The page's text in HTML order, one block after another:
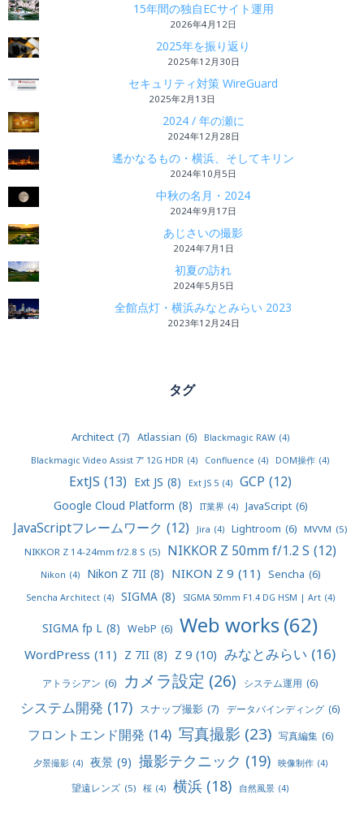
15年間の独自ECサイト運用
2026年4月12日
2025年を振り返り
2025年12月30日
セキュリティ対策 WireGuard
2025年2月13日
2024 / 年の瀬に
2024年12月28日
遙かなるもの・横浜、そしてキリン
2024年10月5日
中秋の名月・2024
2024年9月17日
あじさいの撮影
2024年7月1日
初夏の訪れ
2024年5月5日
全館点灯・横浜みなとみらい 2023
2023年12月24日
タグ
Architect (7) Atlassian (6) Blackmagic RAW (4)
Blackmagic Video Assist 7” 12G HDR (4) Confluence (4) DOM操作 (4)
ExtJS (13) Ext JS (8) Ext JS 5 (4) GCP (12)
Google Cloud Platform (8) IT業界 (4) JavaScript (6)
JavaScriptフレームワーク (12) Jira (4) Lightroom (6) MVVM (5)
NIKKOR Z 14-24mm f/2.8 S (5) NIKKOR Z 50mm f/1.2 S (12)
Nikon (4) Nikon Z 7II (8) NIKON Z 9 (11) Sencha (6)
Sencha Architect (4) SIGMA (8) SIGMA 50mm F1.4 DG HSM | Art (4)
SIGMA fp L (8) WebP (6) Web works(62)
WordPress (11) Z 7II (8) Z 9 (10) みなとみらい (16)
アトラシアン (6) カメラ設定 (26) システム運用 (6)
システム開発 (17) スナップ撮影 (7) データバインディング (6)
フロントエンド開発 (14) 写真撮影 (23) 写真編集 (6)
夕景撮影 (4) 夜景 (9) 撮影テクニック (19) 映像制作 (4)
望遠レンズ (5) 桜 (4) 横浜 (18) 自然風景 (4)